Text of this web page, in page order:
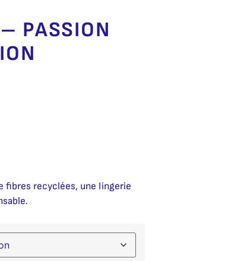
PASSION
fibres recyclées, une lingerie